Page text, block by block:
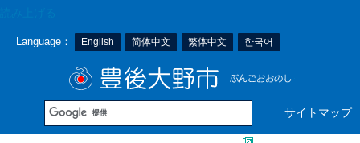
Language： English 简体中文 繁体中文 한국어
サイトマップ